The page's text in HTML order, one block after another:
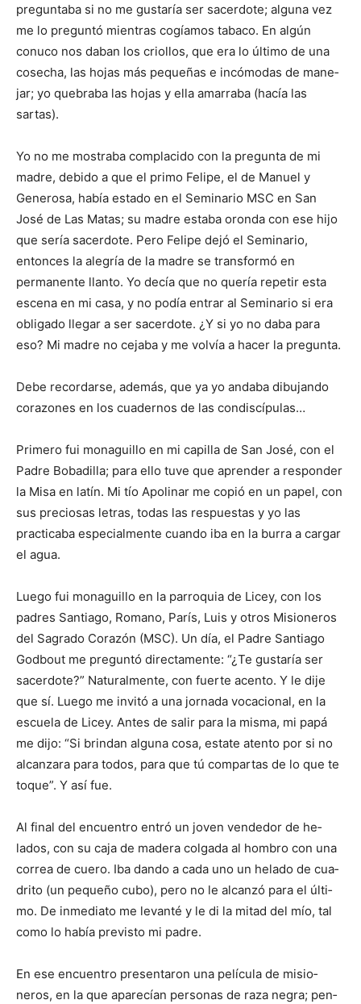
preguntaba si no me gustaría ser sacerdote; alguna vez
me lo preguntó mientras cogíamos tabaco. En algún
conuco nos daban los crio­llos, que era lo último de una
cosecha, las hojas más pe­que­ñas e incómodas de ma­ne­
jar; yo quebraba las hojas y ella amarraba (hacía las
sartas).
Yo no me mostraba complacido con la pregunta de mi
madre, debido a que el primo Felipe, el de Manuel y
Generosa, había estado en el Seminario MSC en San
José de Las Matas; su madre estaba oronda con ese hijo
que sería sacerdote. Pero Felipe dejó el Seminario,
entonces la alegría de la madre se transformó en
permanente llanto. Yo decía que no que­ría repetir esta
escena en mi casa, y no podía entrar al ­Seminario si era
obligado llegar a ser sacerdote. ¿Y si yo no daba para
eso? Mi madre no cejaba y me volvía a ha­cer la pregunta.
Debe recordarse, además, que ya yo andaba dibujando
corazones en los cuadernos de las condiscípulas…
Primero fui monaguillo en mi capilla de San José, con el
Padre Bobadilla; para ello tuve que aprender a res­ponder
la Misa en latín. Mi tío Apolinar me copió en un papel, con
sus preciosas letras, todas las respuestas y yo las
practicaba especialmente cuando iba en la burra a cargar
el agua.
Luego fui monaguillo en la parroquia de Licey, con los
padres Santiago, Roma­no, París, Luis y otros Mi­sio­neros
del Sagrado Cora­zón (MSC). Un día, el Padre Santiago
Godbout me preguntó directamente: “¿Te gustaría ser
sacerdote?” Na­tu­ralmente, con fuerte acento. Y le dije
que sí. Luego me invitó a una jornada vo­cacional, en la
escuela de Licey. Antes de salir para la misma, mi papá
me dijo: “Si brindan alguna cosa, estate atento por si no
alcanzara para todos, para que tú compartas de lo que te
toque”. Y así fue.
Al final del encuentro entró un joven vendedor de he­
lados, con su caja de ma­dera colgada al hombro con una
correa de cuero. Iba dan­do a cada uno un helado de cua­
drito (un pequeño cubo), pero no le alcanzó para el últi­
mo. De inmediato me levanté y le di la mitad del mío, tal
como lo había previsto mi padre.
En ese en­cuentro presentaron una película de misio­
neros, en la que aparecían personas de raza negra; pen­